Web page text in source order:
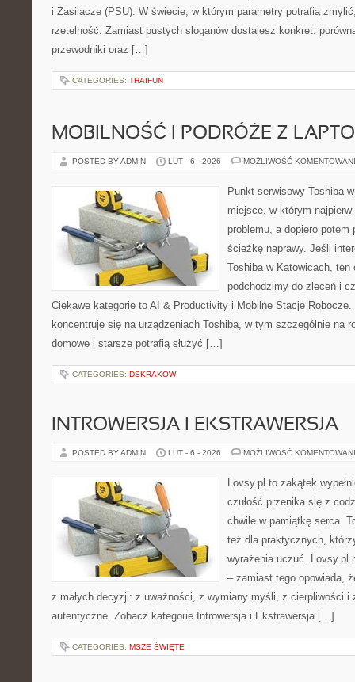
i Zasilacze (PSU). W świecie, w którym parametry potrafią
rzetelność. Zamiast pustych sloganów dostajesz konkret:
przewodniki oraz […]
CATEGORIES: THAIFUN
MOBILNOŚĆ I PODRÓŻE Z
POSTED BY ADMIN LUT - 6 - 2026 MOŻLIWOŚĆ
Punkt serwisowy Toshiba
miejsce, w którym
problemu, a dopiero potem
ścieżkę naprawy. Jeśli
Toshiba w Katowicach, ten
podchodzimy do zleceń i
Ciekawe kategorie to AI & Productivity i Mobilne Stacje Robocze.
koncentruje się na urządzeniach Toshiba, w tym szczególnie na
domowe i starsze potrafią służyć […]
CATEGORIES: DSKRAKOW
INTROWERSJA I EKSTRAWERSJA
POSTED BY ADMIN LUT - 6 - 2026 MOŻLIWOŚĆ
Lovsy.pl to zakątek
czułość przenika się z
chwile w pamiątkę serca.
też dla praktycznych,
wyrażenia uczuć. Lovsy.pl
– zamiast tego opowiada,
z małych decyzji: z uważności, z wymiany myśli, z cierpliwości i
autentyczne. Zobacz kategorie Introwersja i Ekstrawersja […]
CATEGORIES: MSZE ŚWIĘTE